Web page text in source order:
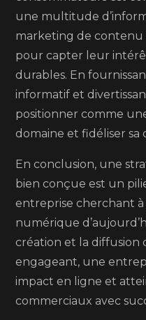
une multitude
marketing de
pour capter leur
durables. En
informatif et
positionner comme
domaine et fidéliser sa
En conclusion, une
bien conçue est un
entreprise cherchant à
numérique
création et la
engageant, une
impact en ligne et
commerciaux avec